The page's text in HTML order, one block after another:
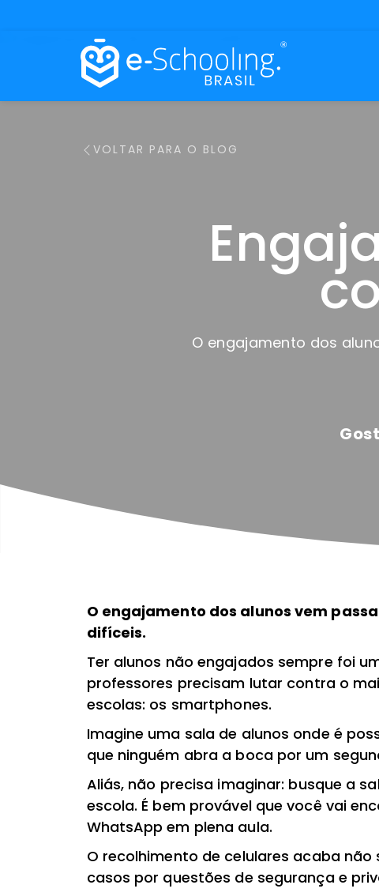
VOLTAR PARA O BLOG
O engajamento dos
O engajamento dos alunos vem
difíceis.
Ter alunos não engajados sempre foi
professores precisam lutar contra o
escolas: os smartphones.
Imagine uma sala de alunos onde é
que ninguém abra a boca por um
Aliás, não precisa imaginar: busque a
escola. É bem provável que você vai
WhatsApp em plena aula.
O recolhimento de celulares acaba
casos por questões de segurança e